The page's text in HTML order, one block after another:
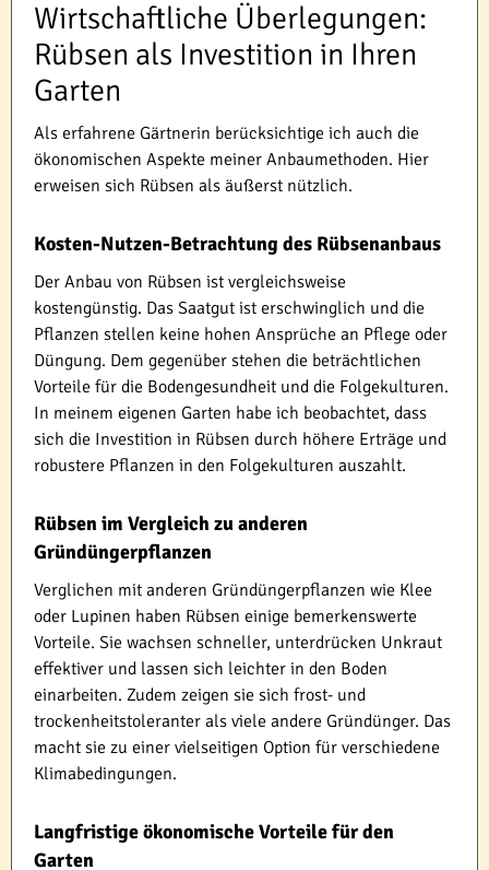
Wirtschaftliche Überlegungen:
Rübsen als Investition in Ihren
Garten
Als erfahrene Gärtnerin berücksichtige ich auch die
ökonomischen Aspekte meiner Anbaumethoden. Hier
erweisen sich Rübsen als äußerst nützlich.
Kosten-Nutzen-Betrachtung des Rübsenanbaus
Der Anbau von Rübsen ist vergleichsweise
kostengünstig. Das Saatgut ist erschwinglich und die
Pflanzen stellen keine hohen Ansprüche an Pflege oder
Düngung. Dem gegenüber stehen die beträchtlichen
Vorteile für die Bodengesundheit und die Folgekulturen.
In meinem eigenen Garten habe ich beobachtet, dass
sich die Investition in Rübsen durch höhere Erträge und
robustere Pflanzen in den Folgekulturen auszahlt.
Rübsen im Vergleich zu anderen
Gründüngerpflanzen
Verglichen mit anderen Gründüngerpflanzen wie Klee
oder Lupinen haben Rübsen einige bemerkenswerte
Vorteile. Sie wachsen schneller, unterdrücken Unkraut
effektiver und lassen sich leichter in den Boden
einarbeiten. Zudem zeigen sie sich frost- und
trockenheitstoleranter als viele andere Gründünger. Das
macht sie zu einer vielseitigen Option für verschiedene
Klimabedingungen.
Langfristige ökonomische Vorteile für den
Garten